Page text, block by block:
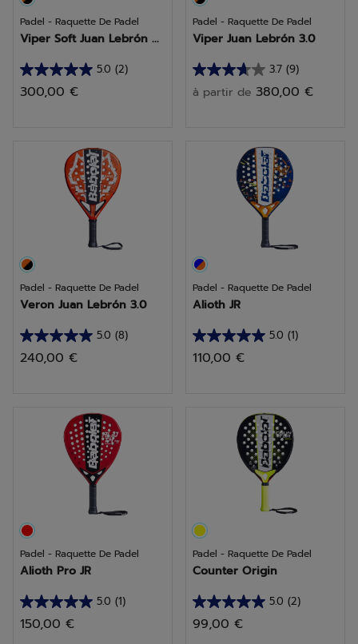
Padel - Raquette De Padel
Viper Soft Juan Lebrón ...
5.0 (2)
5.0
sur
300,00 €
Padel - Raquette De Padel
Viper Juan Lebrón 3.0
3.7 (9)
3.7
sur
à partir de 380,00 €
Padel - Raquette De Padel
Veron Juan Lebrón 3.0
5.0 (8)
5.0
sur
240,00 €
Padel - Raquette De Padel
Alioth JR
5.0 (1)
5.0
sur
110,00 €
Padel - Raquette De Padel
Alioth Pro JR
5.0 (1)
5.0
sur
150,00 €
Padel - Raquette De Padel
Counter Origin
5.0 (2)
5.0
sur
99,00 €